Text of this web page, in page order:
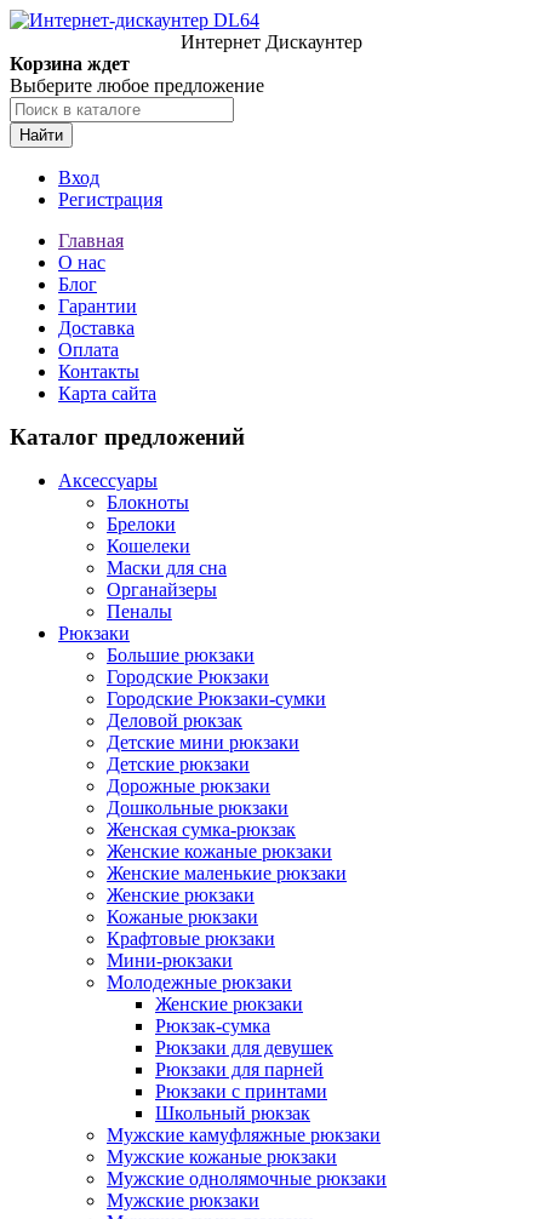
Интернет Дискаунтер
Корзина ждет
Выберите любое предложение
Найти
Вход
Регистрация
Главная
О нас
Блог
Гарантии
Доставка
Оплата
Контакты
Карта сайта
Каталог предложений
Аксессуары
Блокноты
Брелоки
Кошелеки
Маски для сна
Органайзеры
Пеналы
Рюкзаки
Большие рюкзаки
Городские Рюкзаки
Городские Рюкзаки-сумки
Деловой рюкзак
Детские мини рюкзаки
Детские рюкзаки
Дорожные рюкзаки
Дошкольные рюкзаки
Женская сумка-рюкзак
Женские кожаные рюкзаки
Женские маленькие рюкзаки
Женские рюкзаки
Кожаные рюкзаки
Крафтовые рюкзаки
Мини-рюкзаки
Молодежные рюкзаки
Женские рюкзаки
Рюкзак-сумка
Рюкзаки для девушек
Рюкзаки для парней
Рюкзаки с принтами
Школьный рюкзак
Мужские камуфляжные рюкзаки
Мужские кожаные рюкзаки
Мужские однолямочные рюкзаки
Мужские рюкзаки